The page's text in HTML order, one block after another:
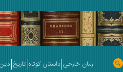
رمان خارجی داستان کوتاه تاریخ